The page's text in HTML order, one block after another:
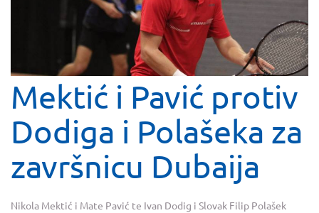
Mektić i Pavić protiv
Dodiga i Polašeka za
završnicu Dubaija
Nikola Mektić i Mate Pavić te Ivan Dodig i Slovak Filip Polašek